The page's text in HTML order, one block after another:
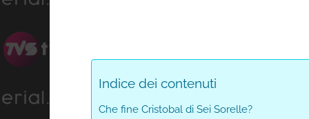
Indice dei contenuti
Che fine Cristobal di Sei Sorelle?